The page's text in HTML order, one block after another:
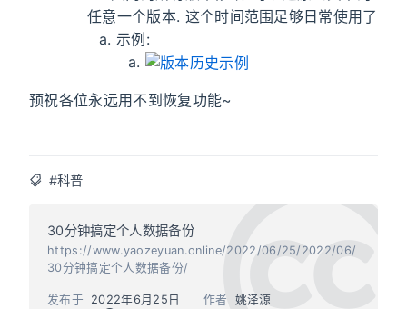
任意一个版本. 这个时间范围足够日常使用了
示例:
预祝各位永远用不到恢复功能~
#科普
30分钟搞定个人数据备份
https://www.yaozeyuan.online/2022/06/25/2022/06/
30分钟搞定个人数据备份/
作者 姚泽源
发布于
2022年6月25日